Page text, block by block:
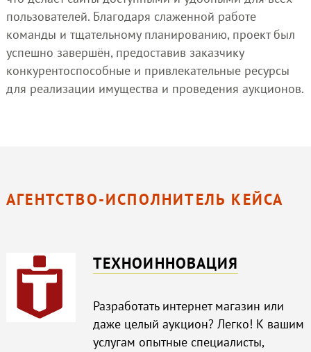
пользователей. Благодаря слаженной работе
команды и тщательному планированию, проект был
успешно завершён, предоставив заказчику
конкурентоспособные и привлекательные ресурсы
для реализации имущества и проведения аукционов.
АГЕНТСТВО-ИСПОЛНИТЕЛЬ КЕЙСА
ТЕХНОИННОВАЦИЯ
Разработать интернет магазин или
даже целый аукцион? Легко! К вашим
услугам опытные специалисты,